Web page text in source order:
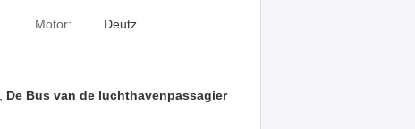
Motor: Deutz
De Bus van de luchthavenpassagier